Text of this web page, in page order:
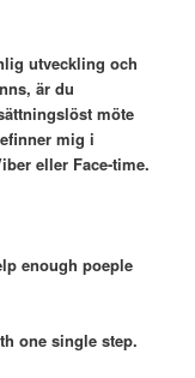
utveckling och
är du
möte
mig i
eller Face-time.
enough poeple
one single step.